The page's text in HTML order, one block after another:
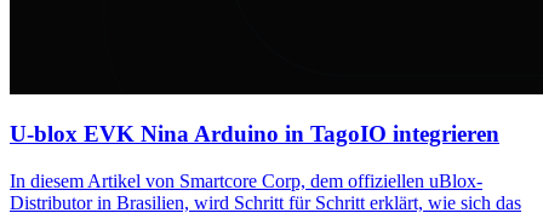
U-blox EVK Nina Arduino in TagoIO integrieren
In diesem Artikel von Smartcore Corp, dem offiziellen uBlox-
Distributor in Brasilien, wird Schritt für Schritt erklärt, wie sich das